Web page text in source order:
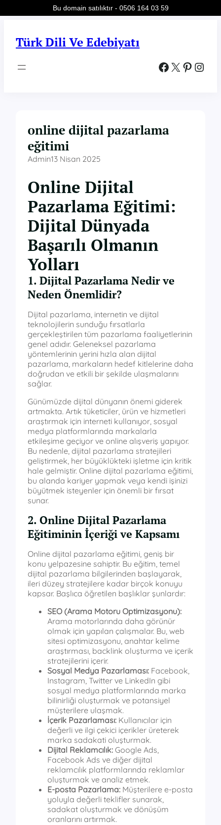
Türk Dili Ve Edebiyatı
Facebook X Pinterest Instagram
online dijital pazarlama
eğitimi
Admin13 Nisan 2025
Online Dijital
Pazarlama Eğitimi:
Dijital Dünyada
Başarılı Olmanın
Yolları
1. Dijital Pazarlama Nedir ve
Neden Önemlidir?
Dijital pazarlama, internetin ve dijital
teknolojilerin sunduğu fırsatlarla
gerçekleştirilen tüm pazarlama faaliyetlerinin
genel adıdır. Geleneksel pazarlama
yöntemlerinin yerini hızla alan dijital
pazarlama, markaların hedef kitlelerine daha
doğrudan ve etkili bir şekilde ulaşmalarını
sağlar.
Günümüzde dijital dünyanın önemi giderek
artmakta. Artık tüketiciler, ürün ve hizmetleri
araştırmak için interneti kullanıyor, sosyal
medya platformlarında markalarla
etkileşime geçiyor ve online alışveriş yapıyor.
Bu nedenle, dijital pazarlama stratejileri
geliştirmek, her büyüklükteki işletme için kritik
hale gelmiştir. Online dijital pazarlama eğitimi,
bu alanda kariyer yapmak veya kendi işinizi
büyütmek isteyenler için önemli bir fırsat
sunar.
2. Online Dijital Pazarlama
Eğitiminin İçeriği ve Kapsamı
Online dijital pazarlama eğitimi, geniş bir
konu yelpazesine sahiptir. Bu eğitim, temel
dijital pazarlama bilgilerinden başlayarak,
ileri düzey stratejilere kadar birçok konuyu
kapsar. Başlıca öğretilen başlıklar şunlardır:
SEO (Arama Motoru Optimizasyonu):
Arama motorlarında daha görünür
olmak için yapılan çalışmalar. Bu, web
sitesi optimizasyonu, anahtar kelime
araştırması, backlink oluşturma ve içerik
stratejilerini içerir.
Sosyal Medya Pazarlaması: Facebook,
Instagram, Twitter ve LinkedIn gibi
sosyal medya platformlarında marka
bilinirliği oluşturmak ve potansiyel
müşterilere ulaşmak.
İçerik Pazarlaması: Kullanıcılar için
değerli ve ilgi çekici içerikler üreterek
marka sadakati oluşturmak.
Dijital Reklamcılık: Google Ads,
Facebook Ads ve diğer dijital
reklamcılık platformlarında reklamlar
oluşturmak ve analiz etmek.
E-posta Pazarlama: Müşterilere e-posta
yoluyla değerli teklifler sunarak,
sadakat oluşturmak ve dönüşüm
oranlarını artırmak.
Bu domain satılıktır - 0506 164 03 59